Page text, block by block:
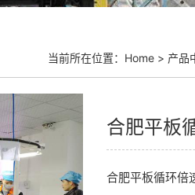
当前所在位置： Home > 产品
合肥平板
合肥平板循环倍